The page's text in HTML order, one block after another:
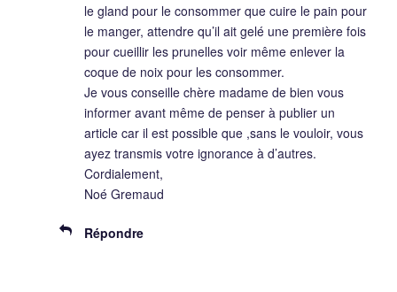
le gland pour le consommer que cuire le pain pour
le manger, attendre qu’il ait gelé une première fois
pour cueillir les prunelles voir même enlever la
coque de noix pour les consommer.
Je vous conseille chère madame de bien vous
informer avant même de penser à publier un
article car il est possible que ,sans le vouloir, vous
ayez transmis votre ignorance à d’autres.
Cordialement,
Noé Gremaud
Répondre